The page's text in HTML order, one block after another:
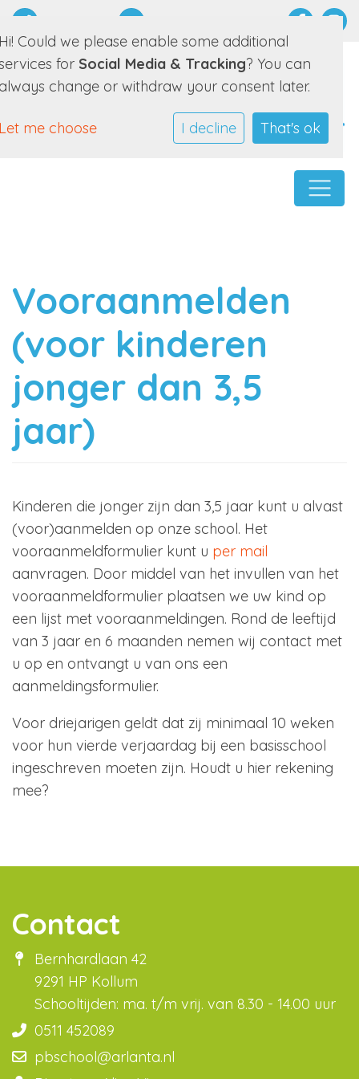
Vooraanmelden
(voor kinderen
jonger dan 3,5
jaar)
Kinderen die jonger zijn dan 3,5 jaar kunt u alvast
(voor)aanmelden op onze school. Het
vooraanmeldformulier kunt u per mail
aanvragen. Door middel van het invullen van het
vooraanmeldformulier plaatsen we uw kind op
een lijst met vooraanmeldingen. Rond de leeftijd
van 3 jaar en 6 maanden nemen wij contact met
u op en ontvangt u van ons een
aanmeldingsformulier.
Voor driejarigen geldt dat zij minimaal 10 weken
voor hun vierde verjaardag bij een basisschool
ingeschreven moeten zijn. Houdt u hier rekening
mee?
Contact
Bernhardlaan 42
9291 HP Kollum
Schooltijden: ma. t/m vrij. van 8.30 - 14.00 uur
0511 452089
pbschool@arlanta.nl
Could we please enable some additional
for Social Media & Tracking? You can
change or withdraw your consent later.
me choose I decline That's ok